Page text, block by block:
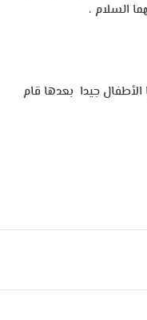
السلام ،
الأطفال جيدا بعدها قام